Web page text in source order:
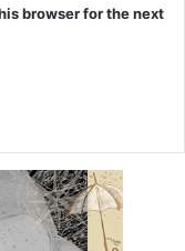
browser for the next